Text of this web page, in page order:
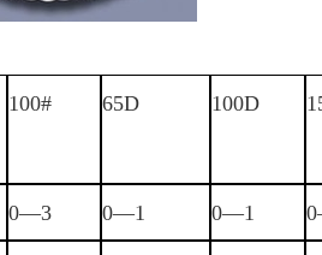
广东氮化锰铁
广东相关产品推荐
100# 65D 100D
0—3 0—1 0—1 0